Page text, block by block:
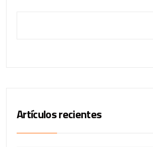
Artículos recientes